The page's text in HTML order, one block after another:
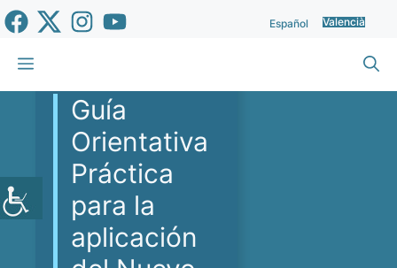
Vés
al
contingut
Español Valencià
Menu
Guía
Orientativa
Práctica
para la
aplicación